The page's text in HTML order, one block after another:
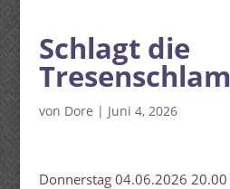
Schlagt die
von Dore | Juni 4, 2026
Donnerstag 04.06.2026 20.00